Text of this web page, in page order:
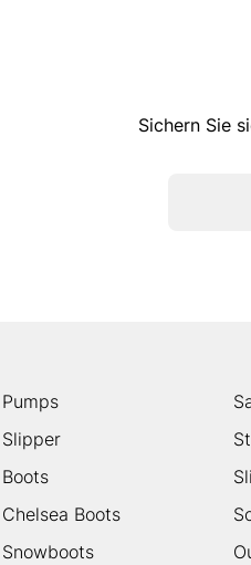
Sichern Sie
Pumps
Slipper
Boots
Chelsea Boots
Snowboots